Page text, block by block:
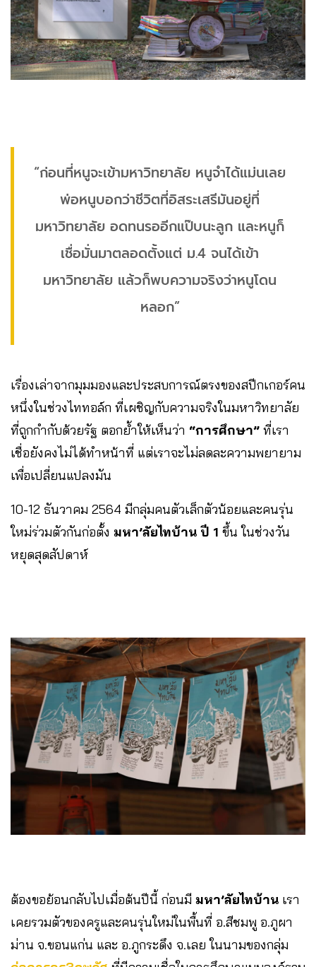
“ก่อนที่หนูจะเข้ามหาวิทยาลัย หนูจำได้แม่นเลย
พ่อหนูบอกว่าชีวิตที่อิสระเสรีมันอยู่ที่
มหาวิทยาลัย อดทนรออีกแป๊บนะลูก และหนูก็
เชื่อมั่นมาตลอดตั้งแต่ ม.4 จนได้เข้า
มหาวิทยาลัย แล้วก็พบความจริงว่าหนูโดน
หลอก”
เรื่องเล่าจากมุมมองและประสบการณ์ตรงของสปีกเกอร์คน
หนึ่งในช่วงไททอล์ก ที่เผชิญกับความจริงในมหาวิทยาลัย
ที่ถูกกำกับด้วยรัฐ ตอกย้ำให้เห็นว่า “การศึกษา” ที่เรา
เชื่อยังคงไม่ได้ทำหน้าที่ แต่เราจะไม่ลดละความพยายาม
เพื่อเปลี่ยนแปลงมัน
10-12 ธันวาคม 2564 มีกลุ่มคนตัวเล็กตัวน้อยและคนรุ่น
ใหม่ร่วมตัวกันก่อตั้ง มหา’ลัยไทบ้าน ปี 1 ขึ้น ในช่วงวัน
หยุดสุดสัปดาห์
ต้องขอย้อนกลับไปเมื่อต้นปีนี้ ก่อนมี มหา’ลัยไทบ้าน เรา
เคยรวมตัวของครูและคนรุ่นใหม่ในพื้นที่ อ.สีชมพู อ.ภูผา
ม่าน จ.ขอนแก่น และ อ.ภูกระดึง จ.เลย ในนามของกลุ่ม